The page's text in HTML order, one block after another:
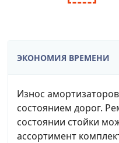
ЭКОНОМИЯ ВРЕМЕНИ
Износ
состоянием дорог.
состоянии стойки
ассортимент